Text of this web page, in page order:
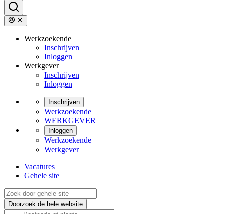
Werkzoekende
Inschrijven
Inloggen
Werkgever
Inschrijven
Inloggen
Inschrijven
Werkzoekende
WERKGEVER
Inloggen
Werkzoekende
Werkgever
Vacatures
Gehele site